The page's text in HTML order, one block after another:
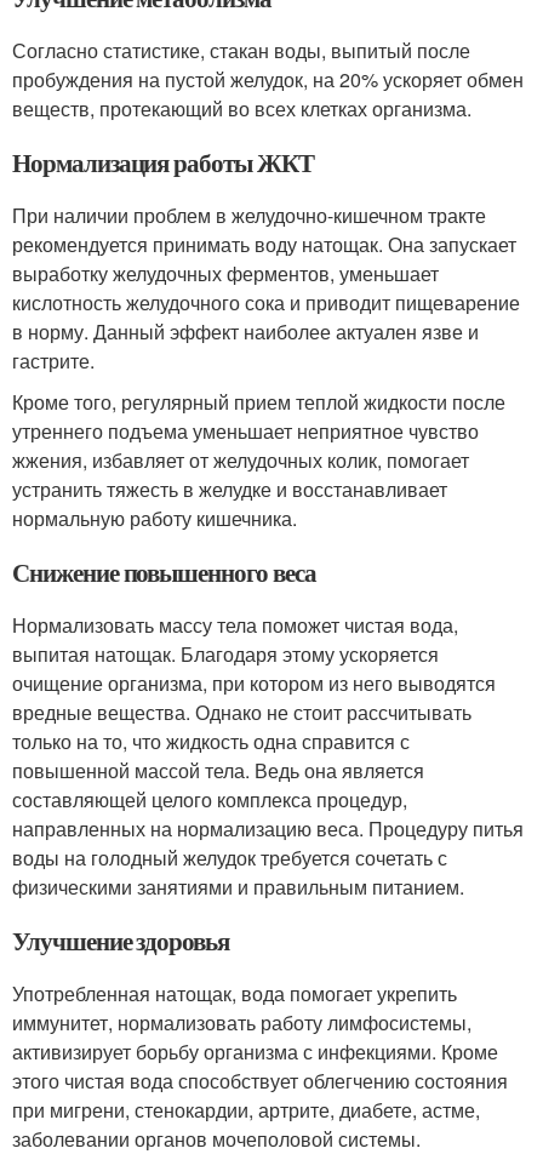
Согласно статистике, стакан воды, выпитый после
пробуждения на пустой желудок, на 20% ускоряет обмен
веществ, протекающий во всех клетках организма.
Нормализация работы ЖКТ
При наличии проблем в желудочно-кишечном тракте
рекомендуется принимать воду натощак. Она запускает
выработку желудочных ферментов, уменьшает
кислотность желудочного сока и приводит пищеварение
в норму. Данный эффект наиболее актуален язве и
гастрите.
Кроме того, регулярный прием теплой жидкости после
утреннего подъема уменьшает неприятное чувство
жжения, избавляет от желудочных колик, помогает
устранить тяжесть в желудке и восстанавливает
нормальную работу кишечника.
Снижение повышенного веса
Нормализовать массу тела поможет чистая вода,
выпитая натощак. Благодаря этому ускоряется
очищение организма, при котором из него выводятся
вредные вещества. Однако не стоит рассчитывать
только на то, что жидкость одна справится с
повышенной массой тела. Ведь она является
составляющей целого комплекса процедур,
направленных на нормализацию веса. Процедуру питья
воды на голодный желудок требуется сочетать с
физическими занятиями и правильным питанием.
Улучшение здоровья
Употребленная натощак, вода помогает укрепить
иммунитет, нормализовать работу лимфосистемы,
активизирует борьбу организма с инфекциями. Кроме
этого чистая вода способствует облегчению состояния
при мигрени, стенокардии, артрите, диабете, астме,
заболевании органов мочеполовой системы.